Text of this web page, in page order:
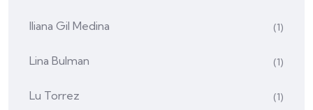
Iliana Gil Medina (1)
Lina Bulman (1)
Lu Torrez (1)